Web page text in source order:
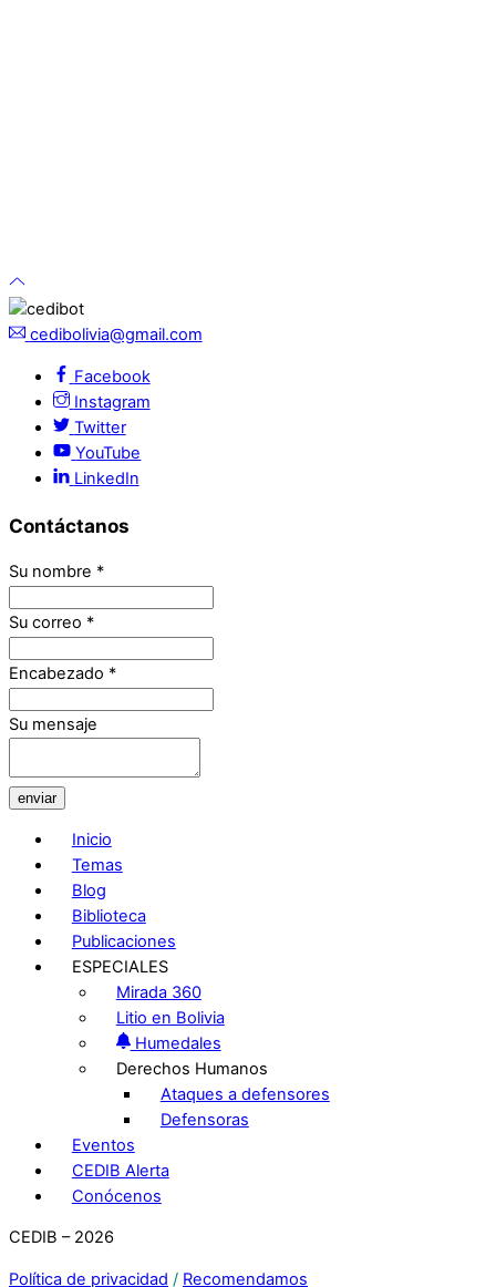
cedibolivia@gmail.com
Facebook
Instagram
Twitter
YouTube
LinkedIn
Contáctanos
Su nombre *
Su correo *
Encabezado *
Su mensaje
enviar
Inicio
Temas
Blog
Biblioteca
Publicaciones
ESPECIALES
Mirada 360
Litio en Bolivia
Humedales
Derechos Humanos
Ataques a defensores
Defensoras
Eventos
CEDIB Alerta
Conócenos
CEDIB – 2026
Política de privacidad / Recomendamos